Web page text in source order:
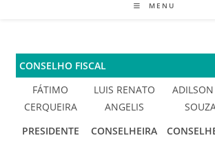
MENU
CONSELHO FISCAL
FÁTIMO
CERQUEIRA
LUIS RENATO
ANGELIS
PRESIDENTE
CONSELHEIRA